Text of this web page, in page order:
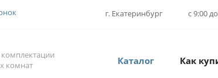
г. Екатеринбург с 9:00
комнат
Каталог Как